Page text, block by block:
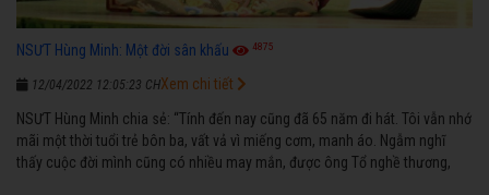
NSƯT Hùng Minh: Một đời sân khấu 4875
12/04/2022 12:05:23 CH
NSƯT Hùng Minh chia sẻ: “Tính đến nay cũng đã 65 năm đi hát. Tôi vẫn nhớ
mãi một thời tuổi trẻ bôn ba, vất vả vì miếng cơm, manh áo. Ngẫm nghĩ
thấy cuộc đời mình cũng có nhiều may mắn, được ông Tổ nghề thương,
Xem chi tiết